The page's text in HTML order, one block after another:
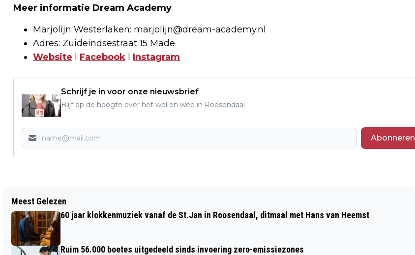
Meer informatie Dream Academy
Marjolijn Westerlaken: marjolijn@dream-academy.nl
Adres: Zuideindsestraat 15 Made
Website
Facebook Instagram
Schrijf je in voor onze nieuwsbrief
Blijf op de hoogte over het wel en wee in Roosendaal
Abonneren
AANTAL BOETES VOOR RIJDEN ONDER
INVLOED IN NOORD-BRABANT IN 10
JAAR RUIM VERDUBBELD
BEWINDVOERING BIJ AFWIKKELING
Meest Gelezen
60 jaar klokkenmuziek vanaf de St.Jan in Roosendaal, ditmaal met Hans van Heemst
Ruim 56.000 boetes uitgedeeld sinds invoering zero-emissiezones